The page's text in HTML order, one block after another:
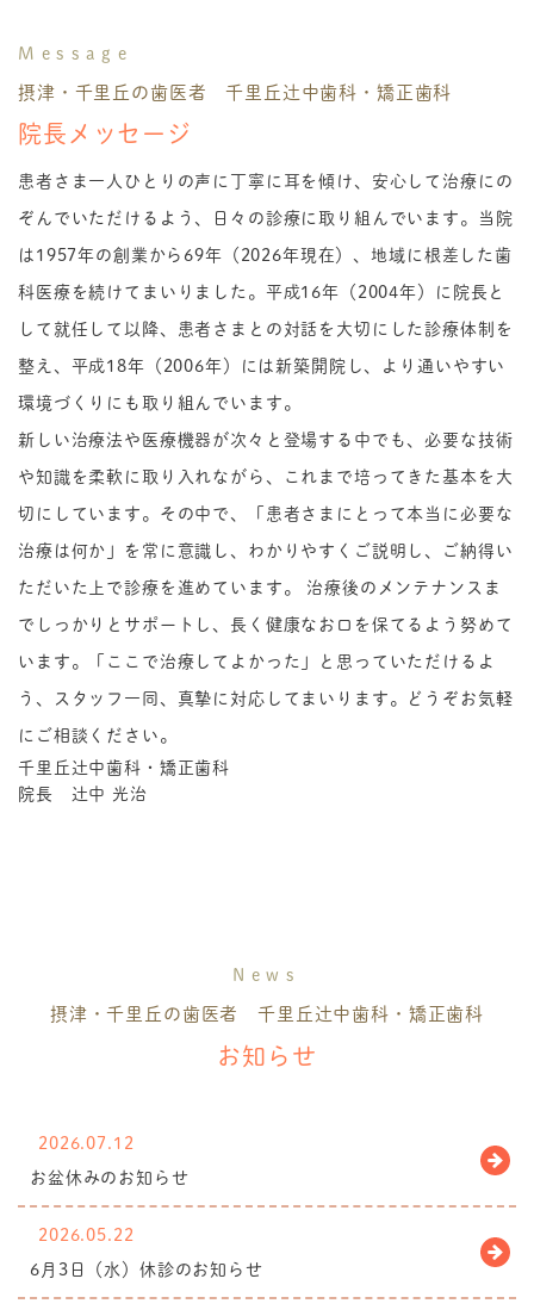
Message
摂津・千里丘の歯医者 千里丘辻中歯科・矯正歯科
院長メッセージ
患者さま一人ひとりの声に丁寧に耳を傾け、安心して治療にの
ぞんでいただけるよう、日々の診療に取り組んでいます。当院
は1957年の創業から69年（2026年現在）、地域に根差した歯
科医療を続けてまいりました。平成16年（2004年）に院長と
して就任して以降、患者さまとの対話を大切にした診療体制を
整え、平成18年（2006年）には新築開院し、より通いやすい
環境づくりにも取り組んでいます。
新しい治療法や医療機器が次々と登場する中でも、必要な技術
や知識を柔軟に取り入れながら、これまで培ってきた基本を大
切にしています。その中で、「患者さまにとって本当に必要な
治療は何か」を常に意識し、わかりやすくご説明し、ご納得い
ただいた上で診療を進めています。 治療後のメンテナンスま
でしっかりとサポートし、長く健康なお口を保てるよう努めて
います。「ここで治療してよかった」と思っていただけるよ
う、スタッフ一同、真摯に対応してまいります。どうぞお気軽
にご相談ください。
千里丘辻中歯科・矯正歯科
院長
辻中 光治
News
摂津・千里丘の歯医者 千里丘辻中歯科・矯正歯科
お知らせ
2026.07.12
お盆休みのお知らせ
2026.05.22
6月3日（水）休診のお知らせ